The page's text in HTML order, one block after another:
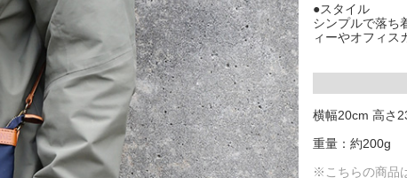
●スタイル
シンプルで落ち
ィーやオフィス
横幅20cm 高さ
重量：約200g
※こちらの商品